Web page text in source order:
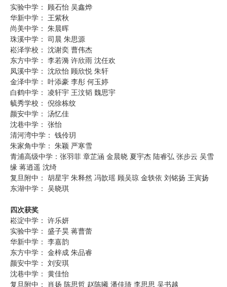
实验中学： 顾石怡 吴鑫烨
华新中学： 王紫秋
尚美中学： 朱晨晖
珠溪中学： 司晨 朱思源
崧泽学校： 沈谢奕 曹伟杰
东方中学： 李若漪 许欣雨 沈任欢
凤溪中学： 沈欣怡 顾欣悦 朱轩
金泽中学： 叶添豪 李彤 何玉婷
白鹤中学： 凌轩宇 王汶韬 魏思宇
毓秀学校： 倪徐栋纹
颜安中学： 汤忆佳
沈巷中学： 张怡
清河湾中学： 钱伶玥
朱家角中学： 朱颖 严寒雪
青浦高级中学：张羽菲 章芷涵 金晨晓 夏宇杰 陆睿弘 张步云 吴雪
缘 蒋逍遥 沈绮
复旦附中： 胡星宇 朱释然 冯歆瑶 顾吴琼 金轶依 刘铭扬 王寅扬
东湖中学： 吴晓琪
四次获奖
崧淀中学： 许乐妍
实验中学： 盛子昊 蒋曹蕾
华新中学： 李嘉韵
东方中学： 金梓成 朱品睿
颜安中学： 刘安琪
沈巷中学： 黄佳怡
复旦附中： 肖扬 陈思哲 赵陈曦 潘佳琦 李思思 吴书越